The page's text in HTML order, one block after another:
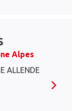
Alpes
ALLENDE